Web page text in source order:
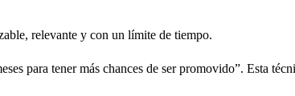
relevante y con un límite de tiempo.
para tener más chances de ser promovido”. Esta